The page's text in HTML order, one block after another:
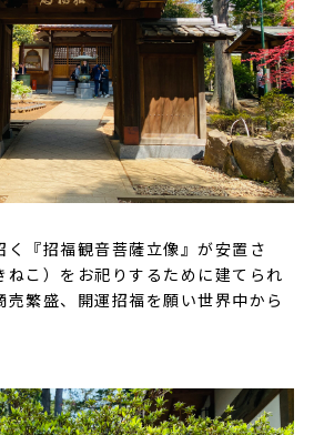
く『招福観音菩薩立像』が安置さ
ねこ）をお祀りするために建てられ
売繁盛、開運招福を願い世界中から